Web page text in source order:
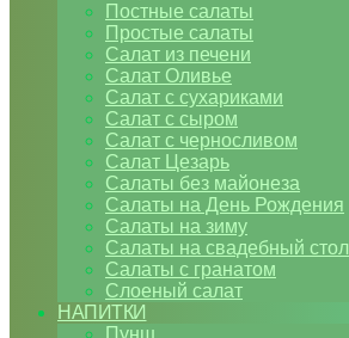
Постные салаты
Простые салаты
Салат из печени
Салат Оливье
Салат с сухариками
Салат с сыром
Салат с черносливом
Салат Цезарь
Салаты без майонеза
Салаты на День Рождения
Салаты на зиму
Салаты на свадебный стол
Салаты с гранатом
Слоеный салат
НАПИТКИ
Пунш